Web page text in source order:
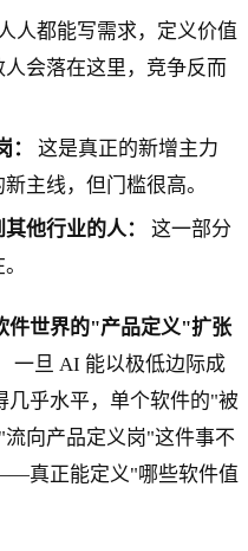
人都能写需求，定义价值
会落在这里，竞争反而
这是真正的新增主力
主线，但门槛很高。
他行业的人：
这一部分
件世界的"产品定义"扩张
一旦 AI 能以极低边际成
几乎水平，单个软件的"被
向产品定义岗"这件事不
真正能定义"哪些软件值